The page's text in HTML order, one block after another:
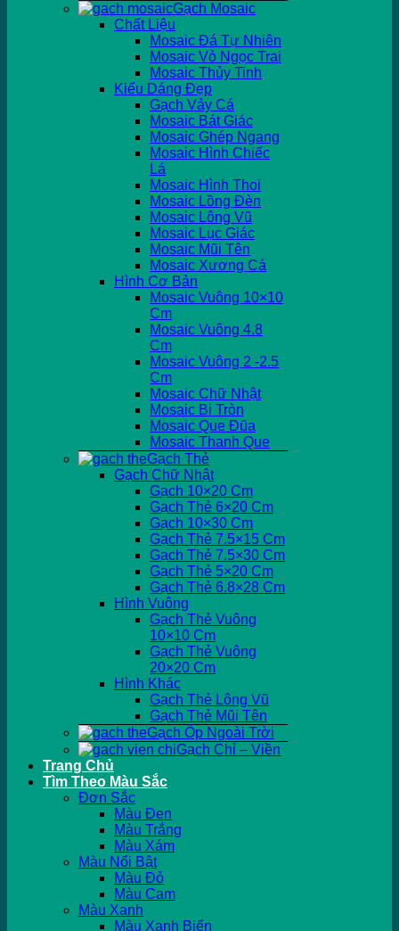
Gạch Mosaic
Chất Liệu
Mosaic Đá Tự Nhiên
Mosaic Vỏ Ngọc Trai
Mosaic Thủy Tinh
Kiểu Dáng Đẹp
Gạch Vảy Cá
Mosaic Bát Giác
Mosaic Ghép Ngang
Mosaic Hình Chiếc
Lá
Mosaic Hình Thoi
Mosaic Lồng Đèn
Mosaic Lông Vũ
Mosaic Lục Giác
Mosaic Mũi Tên
Mosaic Xương Cá
Hình Cơ Bản
Mosaic Vuông 10×10
Cm
Mosaic Vuông 4.8
Cm
Mosaic Vuông 2 -2.5
Cm
Mosaic Chữ Nhật
Mosaic Bi Tròn
Mosaic Que Đũa
Mosaic Thanh Que
Gạch Thẻ
Gạch Chữ Nhật
Gạch 10×20 Cm
Gạch Thẻ 6×20 Cm
Gạch 10×30 Cm
Gạch Thẻ 7.5×15 Cm
Gạch Thẻ 7.5×30 Cm
Gạch Thẻ 5×20 Cm
Gạch Thẻ 6.8×28 Cm
Hình Vuông
Gạch Thẻ Vuông
10×10 Cm
Gạch Thẻ Vuông
20×20 Cm
Hình Khác
Gạch Thẻ Lông Vũ
Gạch Thẻ Mũi Tên
Gạch Ốp Ngoài Trời
Gạch Chỉ – Viền
Trang Chủ
Tìm Theo Màu Sắc
Đơn Sắc
Màu Đen
Màu Trắng
Màu Xám
Màu Nổi Bật
Màu Đỏ
Màu Cam
Màu Xanh
Màu Xanh Biển